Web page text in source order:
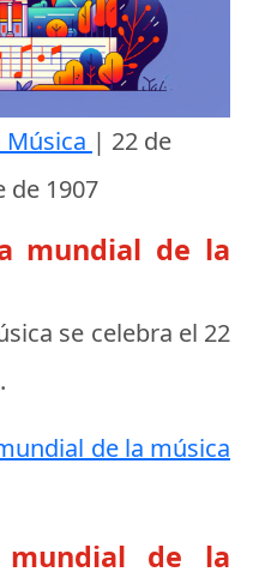
Música | 22 de
de 1907
mundial de la
se celebra el 22
.
de la música
de la